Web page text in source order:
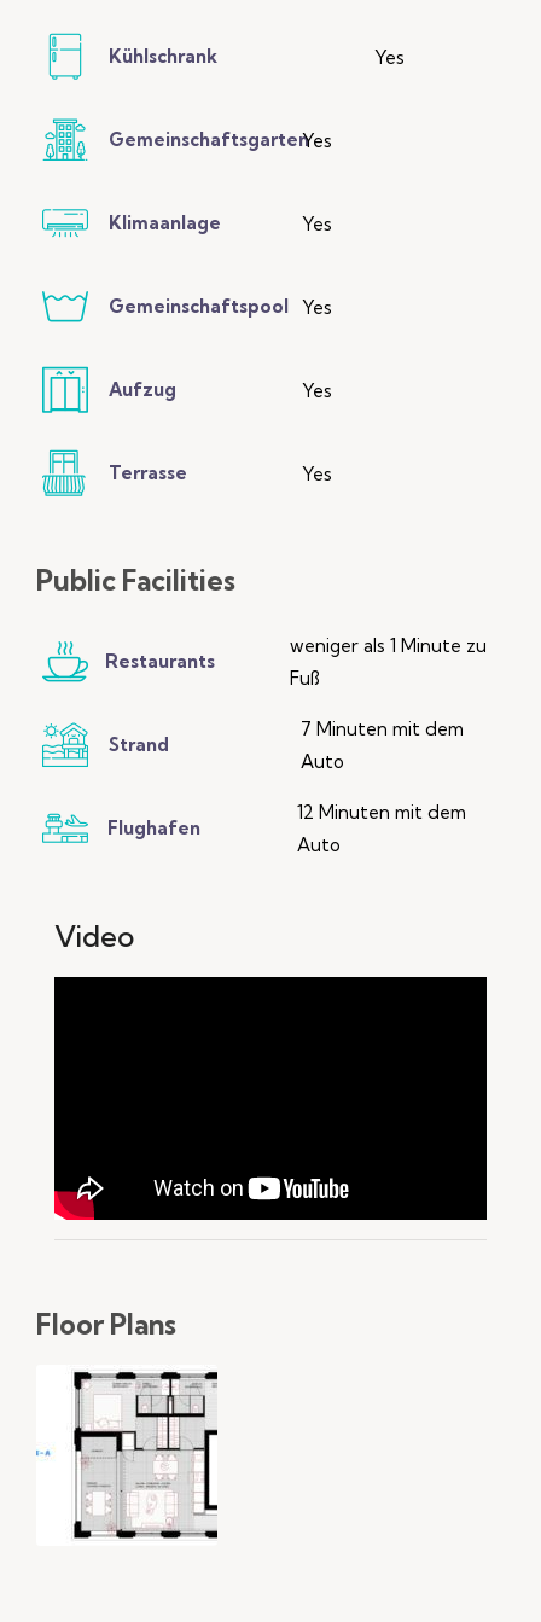
Kühlschrank Yes
GemeinschaftsgartenYes
Klimaanlage Yes
Gemeinschaftspool Yes
Aufzug Yes
Terrasse Yes
Public Facilities
Restaurants
weniger als 1 Minute zu
Fuß
Strand
7 Minuten mit dem
Auto
Flughafen
12 Minuten mit dem
Auto
Video
Floor Plans